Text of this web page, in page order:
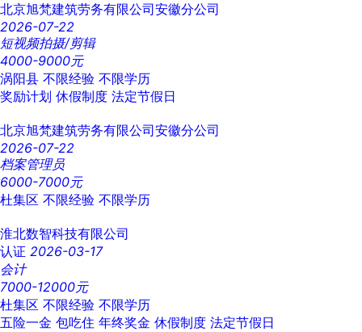
北京旭梵建筑劳务有限公司安徽分公司
2026-07-22
短视频拍摄/剪辑
4000-9000元
涡阳县 不限经验 不限学历
奖励计划 休假制度 法定节假日
北京旭梵建筑劳务有限公司安徽分公司
2026-07-22
档案管理员
6000-7000元
杜集区 不限经验 不限学历
淮北数智科技有限公司
认证 2026-03-17
会计
7000-12000元
杜集区 不限经验 不限学历
五险一金 包吃住 年终奖金 休假制度 法定节假日